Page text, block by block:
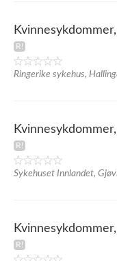
Ringerike sykehus,
Sykehuset Innlandet,